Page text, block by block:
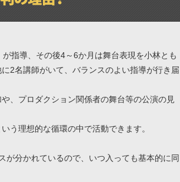
指導、その後4～6か月は舞台表現を小林とも
2名講師がいて、バランスのよい指導が行き届
、プロダクション関係者の舞台等の公演の見
う理想的な循環の中で活動できます。
が分かれているので、いつ入っても基本的に同